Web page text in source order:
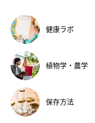
健康ラボ
植物学・農学
保存方法